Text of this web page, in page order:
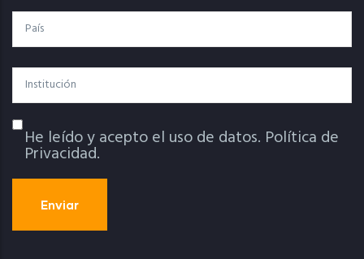
País
Institución
Política De Privacidad
He leído y acepto el uso de datos. Política de
Privacidad.